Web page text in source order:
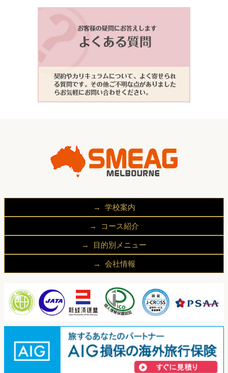
学校案内
SMEAGが選ばれる理由
キャンパス
留学中の滞在先
留学の流れ
体験者の声（法人）・留学生の声（法人）
よくある質問
コース紹介
一般英語コース(General English)
進学英語コース(EAP)
IELTS準備コース(IELTS Preparation)
1:1 オンラインクラス
目的別メニュー
学生の方へ
社会人の方へ
企業ご担当者様へ
大学・専門学校・高校関係者様へ
ジュニア学習をご検討の方へ
シニア学習をご検討の方へ
会社情報
会社概要
アクセス
個人情報保護方針
お問い合わせ